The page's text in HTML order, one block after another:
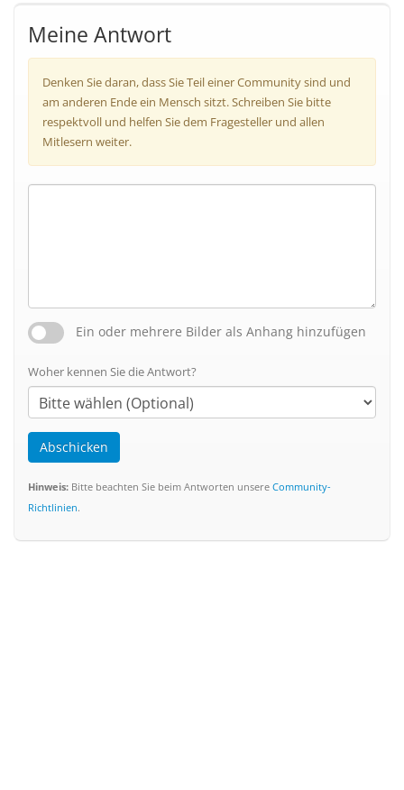
Meine Antwort
Denken Sie daran, dass Sie Teil einer Community sind und
am anderen Ende ein Mensch sitzt. Schreiben Sie bitte
respektvoll und helfen Sie dem Fragesteller und allen
Mitlesern weiter.
Ein oder mehrere Bilder als Anhang hinzufügen
Woher kennen Sie die Antwort?
Abschicken
Hinweis: Bitte beachten Sie beim Antworten unsere Community-
Richtlinien.